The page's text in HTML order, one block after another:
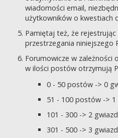
wiadomości email,
użytkowników o kwestiach
Pamiętaj też, że
przestrzegania niniejszego
Forumowicze w zależności
w ilości postów otrzymują
0 - 50 postów -> 0
51 - 100 postów -> 1
101 - 300 -> 2
301 - 500 -> 3